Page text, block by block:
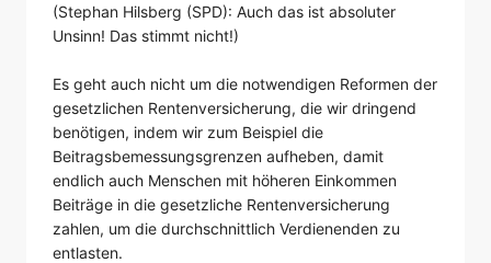
(Stephan Hilsberg (SPD): Auch das ist absoluter
Unsinn! Das stimmt nicht!)
Es geht auch nicht um die notwendigen Reformen der
gesetzlichen Rentenversicherung, die wir dringend
benötigen, indem wir zum Beispiel die
Beitragsbemessungsgrenzen aufheben, damit
endlich auch Menschen mit höheren Einkommen
Beiträge in die gesetzliche Rentenversicherung
zahlen, um die durchschnittlich Verdienenden zu
entlasten.